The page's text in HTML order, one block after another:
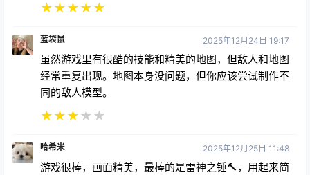
虽然游戏里有很酷的技能和精美的地图，但敌人和地图
经常重复出现。地图本身没问题，但你应该尝试制作不
同的敌人模型。
★★★★★
游戏很棒，画面精美，最棒的是雷神之锤🔨，用起来简
直爽爆了。缺点是地图重复率太高，敌人也几乎一样，